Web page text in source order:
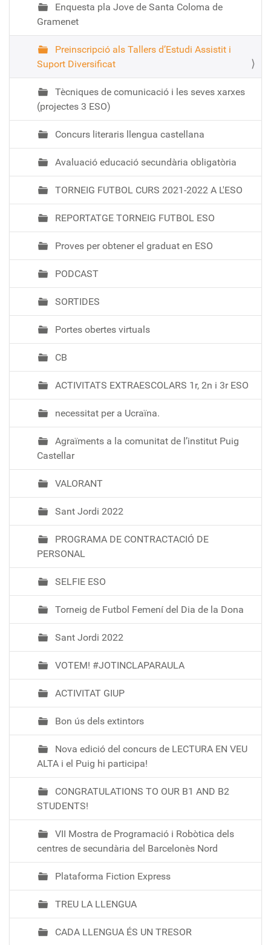
Enquesta pla Jove de Santa Coloma de
Gramenet
Preinscripció als Tallers d’Estudi Assistit i
Suport Diversificat
Tècniques de comunicació i les seves xarxes
(projectes 3 ESO)
Concurs literaris llengua castellana
Avaluació educació secundària obligatòria
TORNEIG FUTBOL CURS 2021-2022 A L'ESO
REPORTATGE TORNEIG FUTBOL ESO
Proves per obtener el graduat en ESO
PODCAST
SORTIDES
Portes obertes virtuals
CB
ACTIVITATS EXTRAESCOLARS 1r, 2n i 3r ESO
necessitat per a Ucraïna.
Agraïments a la comunitat de l’institut Puig
Castellar
VALORANT
Sant Jordi 2022
PROGRAMA DE CONTRACTACIÓ DE
PERSONAL
SELFIE ESO
Torneig de Futbol Femení del Dia de la Dona
Sant Jordi 2022
VOTEM! #JOTINCLAPARAULA
ACTIVITAT GIUP
Bon ús dels extintors
Nova edició del concurs de LECTURA EN VEU
ALTA i el Puig hi participa!
CONGRATULATIONS TO OUR B1 AND B2
STUDENTS!
VII Mostra de Programació i Robòtica dels
centres de secundària del Barcelonès Nord
Plataforma Fiction Express
TREU LA LLENGUA
CADA LLENGUA ÉS UN TRESOR